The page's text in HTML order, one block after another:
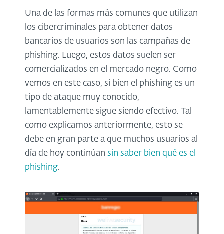
Una de las formas más comunes que utilizan
los cibercriminales para obtener datos
bancarios de usuarios son las campañas de
phishing. Luego, estos datos suelen ser
comercializados en el mercado negro. Como
vemos en este caso, si bien el phishing es un
tipo de ataque muy conocido,
lamentablemente sigue siendo efectivo. Tal
como explicamos anteriormente, esto se
debe en gran parte a que muchos usuarios al
día de hoy continúan sin saber bien qué es el
phishing.